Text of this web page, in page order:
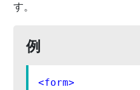
す。
例
<form>